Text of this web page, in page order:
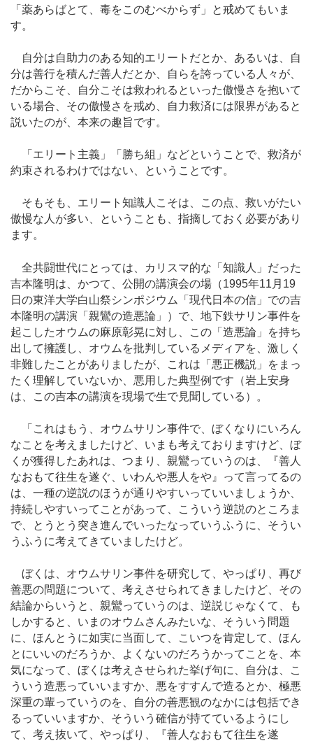
「薬あらばとて、毒をこのむべからず」と戒めてもいま
す。
自分は自助力のある知的エリートだとか、あるいは、自
分は善行を積んだ善人だとか、自らを誇っている人々が、
だからこそ、自分こそは救われるといった傲慢さを抱いて
いる場合、その傲慢さを戒め、自力救済には限界があると
説いたのが、本来の趣旨です。
「エリート主義」「勝ち組」などということで、救済が
約束されるわけではない、ということです。
そもそも、エリート知識人こそは、この点、救いがたい
傲慢な人が多い、ということも、指摘しておく必要があり
ます。
全共闘世代にとっては、カリスマ的な「知識人」だった
吉本隆明は、かつて、公開の講演会の場（1995年11月19
日の東洋大学白山祭シンポジウム「現代日本の信」での吉
本隆明の講演「親鸞の造悪論」）で、地下鉄サリン事件を
起こしたオウムの麻原彰晃に対し、この「造悪論」を持ち
出して擁護し、オウムを批判しているメディアを、激しく
非難したことがありましたが、これは「悪正機説」をまっ
たく理解していないか、悪用した典型例です（岩上安身
は、この吉本の講演を現場で生で見聞している）。
「これはもう、オウムサリン事件で、ぼくなりにいろん
なことを考えましたけど、いまも考えておりますけど、ぼ
くが獲得したあれは、つまり、親鸞っていうのは、『善人
なおもて往生を遂ぐ、いわんや悪人をや』って言ってるの
は、一種の逆説のほうが通りやすいっていいましょうか、
持続しやすいってことがあって、こういう逆説のところま
で、とうとう突き進んでいったなっていうふうに、そうい
うふうに考えてきていましたけど。
ぼくは、オウムサリン事件を研究して、やっぱり、再び
善悪の問題について、考えさせられてきましたけど、その
結論からいうと、親鸞っていうのは、逆説じゃなくて、も
しかすると、いまのオウムさんみたいな、そういう問題
に、ほんとうに如実に当面して、こいつを肯定して、ほん
とにいいのだろうか、よくないのだろうかってことを、本
気になって、ぼくは考えさせられた挙げ句に、自分は、こ
ういう造悪っていいますか、悪をすすんで造るとか、極悪
深重の輩っていうのを、自分の善悪観のなかには包括でき
るっていいますか、そういう確信が持てているようにし
て、考え抜いて、やっぱり、『善人なおもて往生を遂